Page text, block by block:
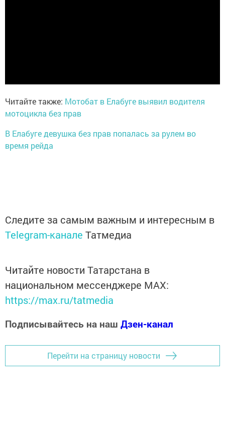
Читайте также: Мотобат в Елабуге выявил водителя
мотоцикла без прав
В Елабуге девушка без прав попалась за рулем во
время рейда
Следите за самым важным и интересным в
Telegram-канале Татмедиа
Читайте новости Татарстана в
национальном мессенджере MАХ:
https://max.ru/tatmedia
Подписывайтесь на наш Дзен-канал
Перейти на страницу новости